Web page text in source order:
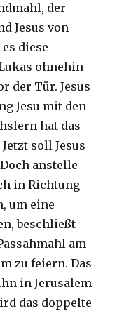
der
Jesus von
diese
ohnehin
der Tür. Jesus
Jesu mit den
hat das
soll Jesus
anstelle
in Richtung
um eine
beschließt
am
zu feiern. Das
in Jerusalem
das doppelte